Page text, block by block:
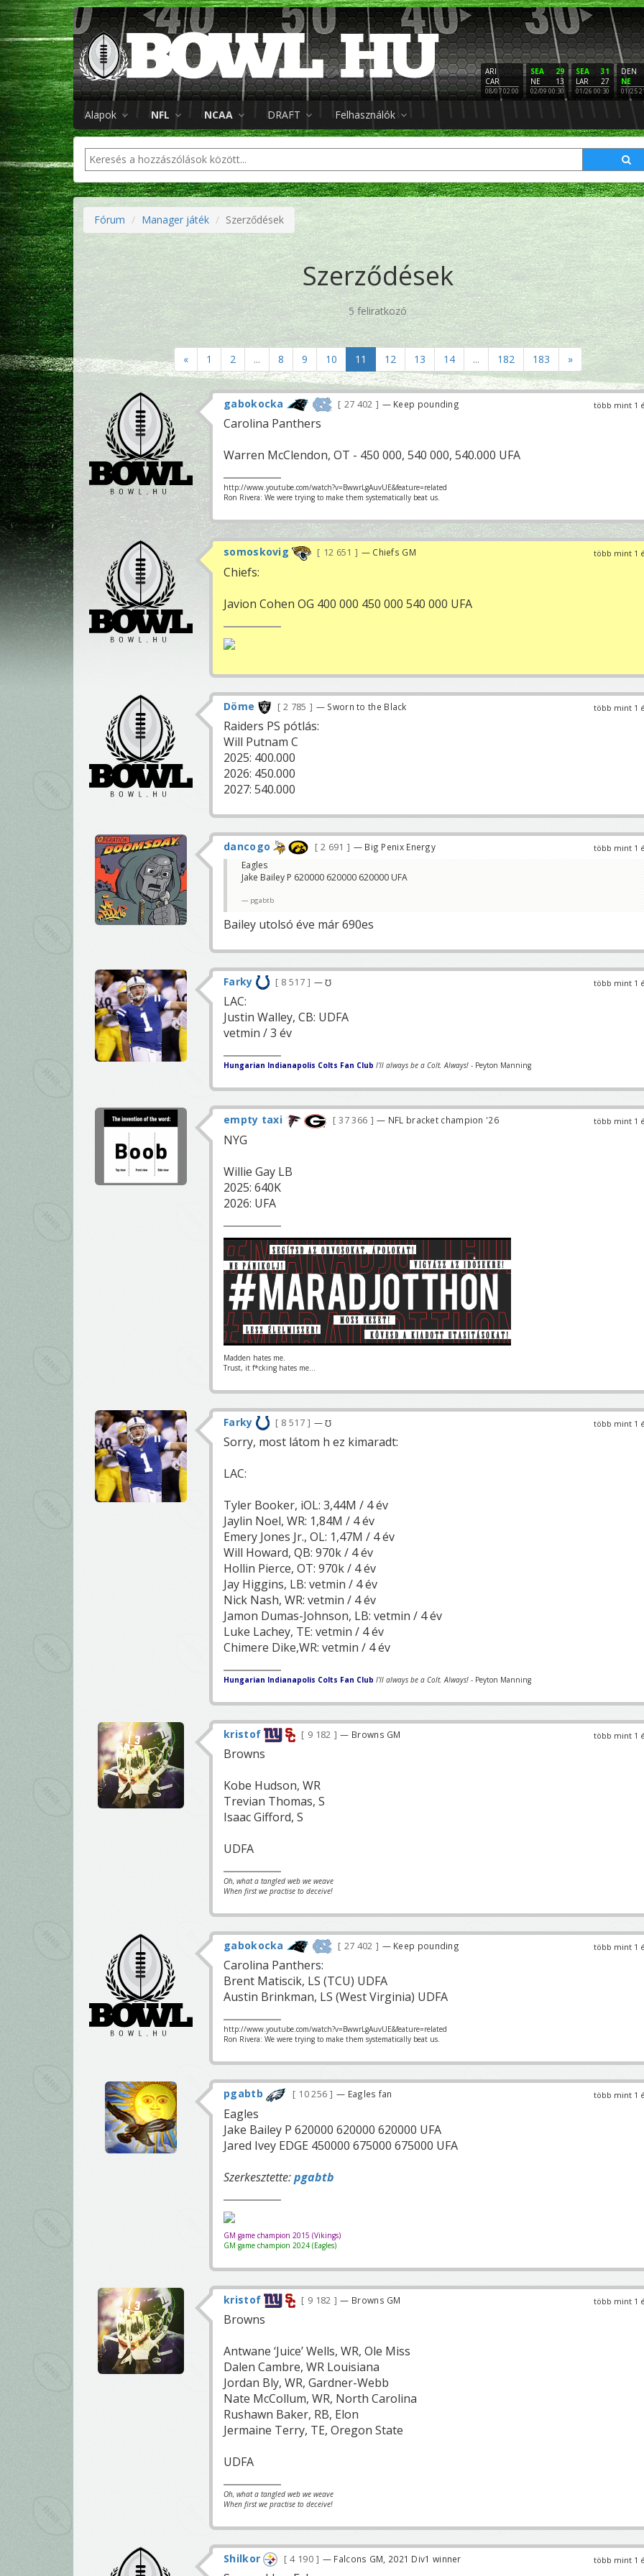
ARI
CAR
08/07 02:00
29
SEA
13
NE
02/09 00:30
31
SEA
27
LAR
01/26 00:30
DEN
NE
01/25
Alapok NFL NCAA DRAFT Felhasználók
Fórum Manager játék Szerződések
Szerződések
5 feliratkozó
« 1 2 ... 8 9 10 11 12 13 14 ... 182 183 »
több mint 1
gabokocka 27 402 — Keep pounding
Carolina Panthers
Warren McClendon, OT - 450 000, 540 000, 540.000 UFA
http://www.youtube.com/watch?v=BwwrLgAuvUE&feature=related
Ron Rivera: We were trying to make them systematically beat us.
több mint 1
somoskovig 12 651 — Chiefs GM
Chiefs:
Javion Cohen OG 400 000 450 000 540 000 UFA
több mint 1
Döme 2 785 — Sworn to the Black
Raiders PS pótlás:
Will Putnam C
2025: 400.000
2026: 450.000
2027: 540.000
több mint 1
dancogo 2 691 — Big Penix Energy
Eagles
Jake Bailey P 620000 620000 620000 UFA
pgabtb
Bailey utolsó éve már 690es
több mint 1
Farky 8 517 — ℧
LAC:
Justin Walley, CB: UDFA
vetmin / 3 év
Hungarian Indianapolis Colts Fan Club I'll always be a Colt. Always! - Peyton Manning
több mint 1
empty taxi 37 366 — NFL bracket champion '26
NYG
Willie Gay LB
2025: 640K
2026: UFA
Madden hates me.
Trust, it f*cking hates me...
több mint 1
Farky 8 517 — ℧
Sorry, most látom h ez kimaradt:
LAC:
Tyler Booker, iOL: 3,44M / 4 év
Jaylin Noel, WR: 1,84M / 4 év
Emery Jones Jr., OL: 1,47M / 4 év
Will Howard, QB: 970k / 4 év
Hollin Pierce, OT: 970k / 4 év
Jay Higgins, LB: vetmin / 4 év
Nick Nash, WR: vetmin / 4 év
Jamon Dumas-Johnson, LB: vetmin / 4 év
Luke Lachey, TE: vetmin / 4 év
Chimere Dike,WR: vetmin / 4 év
Hungarian Indianapolis Colts Fan Club I'll always be a Colt. Always! - Peyton Manning
több mint 1
kristof 9 182 — Browns GM
Browns
Kobe Hudson, WR
Trevian Thomas, S
Isaac Gifford, S
UDFA
Oh, what a tangled web we weave
When first we practise to deceive!
több mint 1
gabokocka 27 402 — Keep pounding
Carolina Panthers:
Brent Matiscik, LS (TCU) UDFA
Austin Brinkman, LS (West Virginia) UDFA
http://www.youtube.com/watch?v=BwwrLgAuvUE&feature=related
Ron Rivera: We were trying to make them systematically beat us.
több mint 1
pgabtb 10 256 — Eagles fan
Eagles
Jake Bailey P 620000 620000 620000 UFA
Jared Ivey EDGE 450000 675000 675000 UFA
Szerkesztette:pgabtb
GM game champion 2015 (Vikings)
GM game champion 2024 (Eagles)
több mint 1
kristof 9 182 — Browns GM
Browns
Antwane ‘Juice’ Wells, WR, Ole Miss
Dalen Cambre, WR Louisiana
Jordan Bly, WR, Gardner-Webb
Nate McCollum, WR, North Carolina
Rushawn Baker, RB, Elon
Jermaine Terry, TE, Oregon State
UDFA
Oh, what a tangled web we weave
When first we practise to deceive!
több mint 1
Shilkor 4 190 — Falcons GM, 2021 Div1 winner